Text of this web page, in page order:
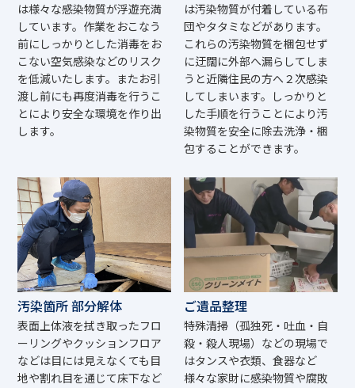
は様々な感染物質が浮遊充満
しています。作業をおこなう
前にしっかりとした消毒をお
こない空気感染などのリスク
を低減いたします。またお引
渡し前にも再度消毒を行うこ
とにより安全な環境を作り出
します。
は汚染物質が付着している布
団やタタミなどがあります。
これらの汚染物質を梱包せず
に迂闊に外部へ漏らしてしま
うと近隣住民の方へ２次感染
してしまいます。しっかりと
した手順を行うことにより汚
染物質を安全に除去洗浄・梱
包することができます。
汚染箇所 部分解体
表面上体液を拭き取ったフロ
ーリングやクッションフロア
などは目には見えなくても目
地や割れ目を通じて床下など
ご遺品整理
特殊清掃（孤独死・吐血・自
殺・殺人現場）などの現場で
はタンスや衣類、食器など
様々な家財に感染物質や腐敗